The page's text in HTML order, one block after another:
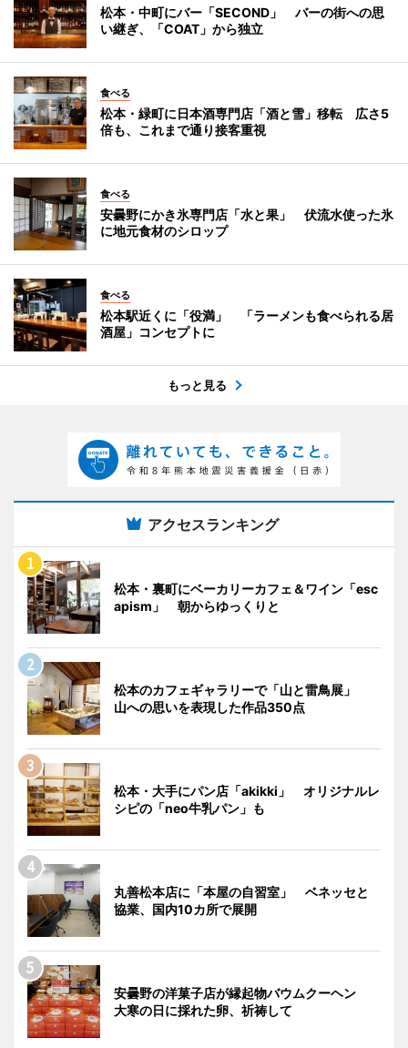
松本・中町にバー「SECOND」 バーの街への思
い継ぎ、「COAT」から独立
食べる
松本・緑町に日本酒専門店「酒と雪」移転 広さ5
倍も、これまで通り接客重視
食べる
安曇野にかき氷専門店「水と果」 伏流水使った氷
に地元食材のシロップ
食べる
松本駅近くに「役満」 「ラーメンも食べられる居
酒屋」コンセプトに
もっと見る
アクセスランキング
松本・裏町にベーカリーカフェ＆ワイン「esc
apism」 朝からゆっくりと
松本のカフェギャラリーで「山と雷鳥展」
山への思いを表現した作品350点
松本・大手にパン店「akikki」 オリジナルレ
シピの「neo牛乳パン」も
丸善松本店に「本屋の自習室」 ベネッセと
協業、国内10カ所で展開
安曇野の洋菓子店が縁起物バウムクーヘン
大寒の日に採れた卵、祈祷して